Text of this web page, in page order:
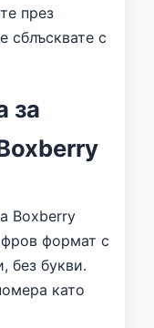
през
сблъсквате с
за
Boxberry
формат с
без букви.
като